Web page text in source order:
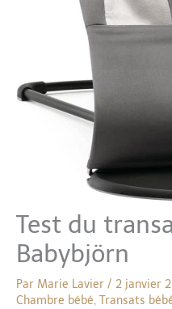
Test du
Babybjörn
Par Marie Lavier / 2 janvier
Chambre bébé, Transats